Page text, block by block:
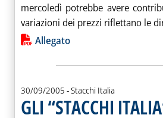
mercoledì potrebbe avere
variazioni dei prezzi riflettano le
Lista allegati PDF alla
Allegato
30/09/2005 - Stacchi Italia
GLI “STACCHI